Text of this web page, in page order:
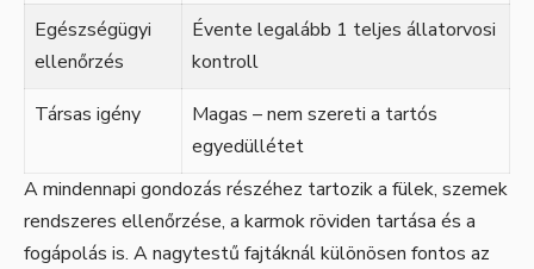
Egészségügyi
ellenőrzés
Évente legalább 1 teljes állatorvosi
kontroll
Társas igény
Magas – nem szereti a tartós
egyedüllétet
A mindennapi gondozás részéhez tartozik a fülek, szemek
rendszeres ellenőrzése, a karmok röviden tartása és a
fogápolás is. A nagytestű fajtáknál különösen fontos az